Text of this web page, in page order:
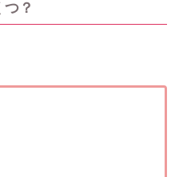
？